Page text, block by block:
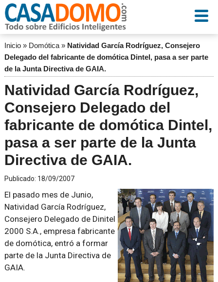
Inicio» Domótica» Natividad García Rodríguez, Consejero
Delegado del fabricante de domótica Dintel, pasa a ser parte
de la Junta Directiva de GAIA.
Natividad García Rodríguez,
Consejero Delegado del
fabricante de domótica Dintel,
pasa a ser parte de la Junta
Directiva de GAIA.
Publicado: 18/09/2007
El pasado mes de Junio,
Natividad García Rodríguez,
Consejero Delegado de Dinitel
2000 S.A., empresa fabricante
de domótica, entró a formar
parte de la Junta Directiva de
GAIA.